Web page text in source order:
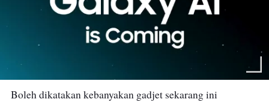
Boleh dikatakan kebanyakan gadjet sekarang ini